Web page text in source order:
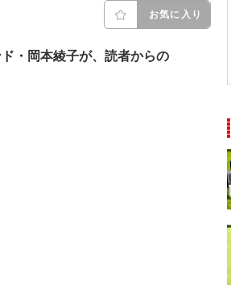
お気に入り
・岡本綾子が、読者からの